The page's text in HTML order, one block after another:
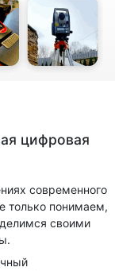
цифровая
современного
только понимаем,
своими